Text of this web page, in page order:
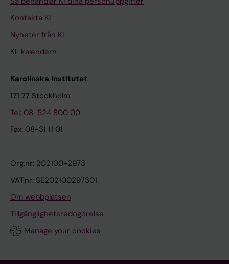
Kontakta KI
Nyheter från KI
KI-kalendern
Karolinska Institutet
171 77 Stockholm
Tel: 08-524 800 00
Fax: 08-31 11 01
Org.nr: 202100-2973
VAT.nr: SE202100297301
Om webbplatsen
Tillgänglighetsredogörelse
Manage your cookies